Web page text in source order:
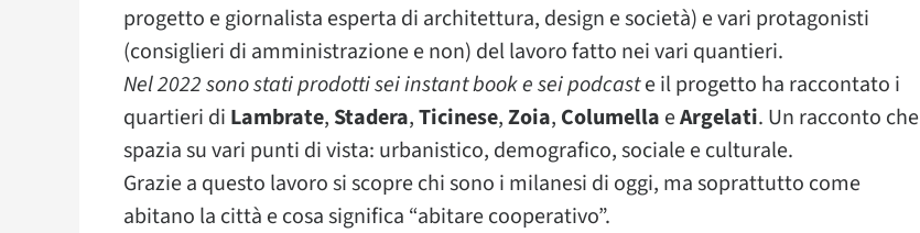
progetto e giornalista esperta di architettura, design e società) e vari protagonisti
(consiglieri di amministrazione e non) del lavoro fatto nei vari quantieri.
Nel 2022 sono stati prodotti sei instant book e sei podcaste il progetto ha raccontato i
quartieri di Lambrate, Stadera,Ticinese,Zoia, Columella eArgelati. Un racconto che
spazia su vari punti di vista: urbanistico, demografico, sociale e culturale.
Grazie a questo lavoro si scopre chi sono i milanesi di oggi, ma soprattutto come
abitano la città e cosa significa “abitare cooperativo”.